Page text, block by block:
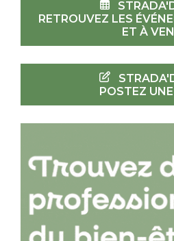
RETROUVEZ LES
ET À
POSTEZ